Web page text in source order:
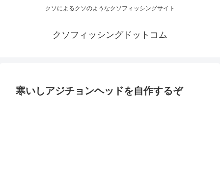
クソによるクソのようなクソフィッシングサイト
クソフィッシングドットコム
寒いしアジチョンヘッドを自作するぞ